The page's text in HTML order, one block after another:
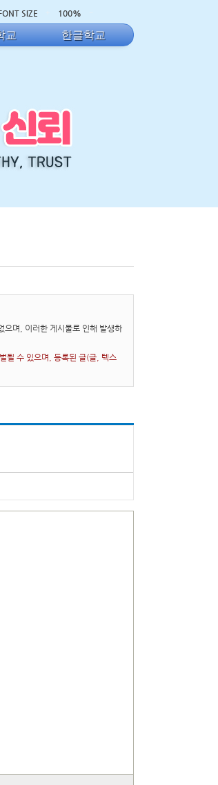
SIZE 100%
교 한글학교
으며, 이러한 게시물로 인해 발생하
될 수 있으며, 등록된 글(글, 텍스